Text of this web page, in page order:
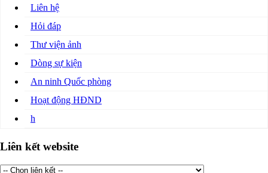
Liên hệ
Hỏi đáp
Thư viện ảnh
Dòng sự kiện
An ninh Quốc phòng
Hoạt động HĐND
h
Liên kết website